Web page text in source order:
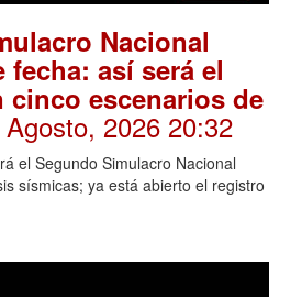
Nacional
fecha: así será el
escenarios de
2026 20:32
el Segundo Simulacro Nacional
sísmicas; ya está abierto el registro